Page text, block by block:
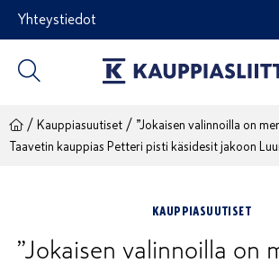
Siirry
sisältöön
Yhteystiedot
/ Kauppiasuutiset / ”Jokaisen valinnoilla on
Taavetin kauppias Petteri pisti käsidesit jakoon
KAUPPIASUUTISET
”Jokaisen valinnoilla on